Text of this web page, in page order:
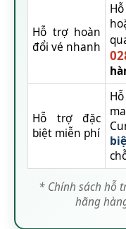
Hỗ trợ hoàn
đổi vé nhanh
Hỗ trợ đặc
biệt miễn phí
* Chính sách hỗ
hãng